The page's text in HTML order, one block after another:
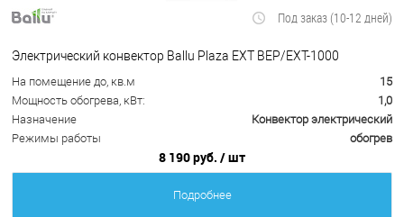
Под заказ (10-12 дней)
Электрический конвектор Ballu Plaza EXT BEP/EXT-1000
На помещение до, кв.м
15
Мощность обогрева, кВт:
1,0
Назначение
Конвектор электрический
Режимы работы
обогрев
8 190 руб. / шт
Подробнее